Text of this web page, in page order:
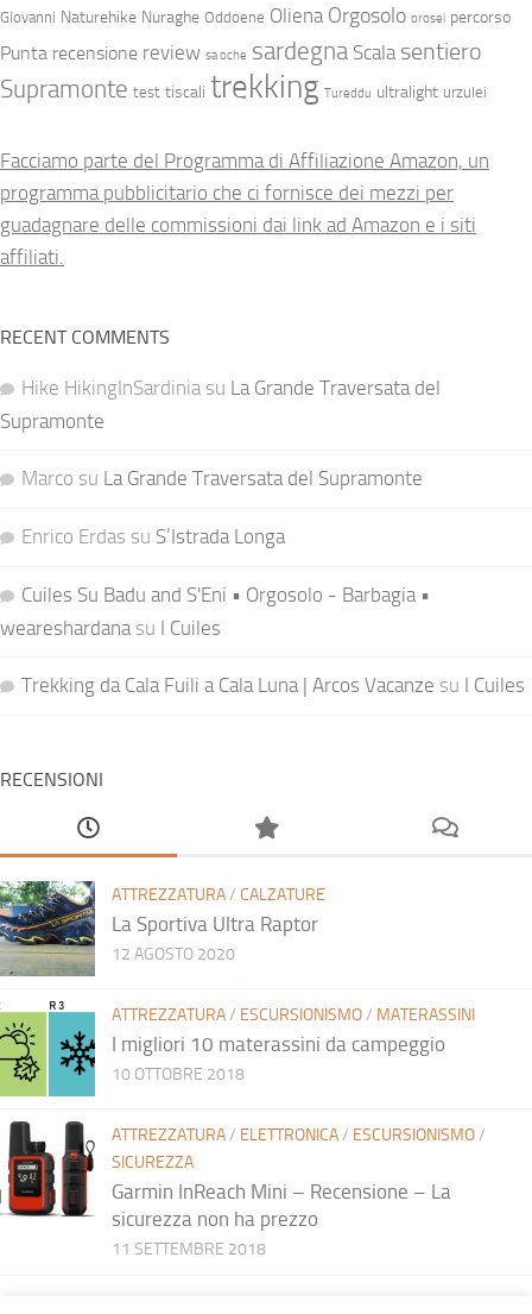
Giovanni Naturehike Nuraghe Oddoene Oliena Orgosolo orosei percorso
Punta recensione review sa oche sardegna Scala sentiero
Supramonte test tiscali trekking Tureddu ultralight urzulei
Facciamo parte del Programma di Affiliazione Amazon, un
programma pubblicitario che ci fornisce dei mezzi per
guadagnare delle commissioni dai link ad Amazon e i siti
affiliati.
RECENT COMMENTS
Hike HikingInSardinia su La Grande Traversata del
Supramonte
Marco su La Grande Traversata del Supramonte
Enrico Erdas su S’Istrada Longa
Cuiles Su Badu and S'Eni • Orgosolo - Barbagia •
weareshardana su I Cuiles
Trekking da Cala Fuili a Cala Luna | Arcos Vacanze su I Cuiles
RECENSIONI
ATTREZZATURA/ CALZATURE
La Sportiva Ultra Raptor
12 AGOSTO 2020
ATTREZZATURA/ ESCURSIONISMO/ MATERASSINI
I migliori 10 materassini da campeggio
10 OTTOBRE 2018
ATTREZZATURA/ ELETTRONICA/ ESCURSIONISMO/
SICUREZZA
Garmin InReach Mini – Recensione – La
sicurezza non ha prezzo
11 SETTEMBRE 2018